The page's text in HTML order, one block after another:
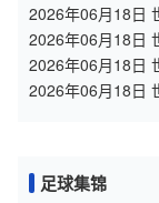
2026年06月18日
亚 全场录像
2026年06月18日
像
2026年06月18日
场录像
2026年06月18日
足球集锦